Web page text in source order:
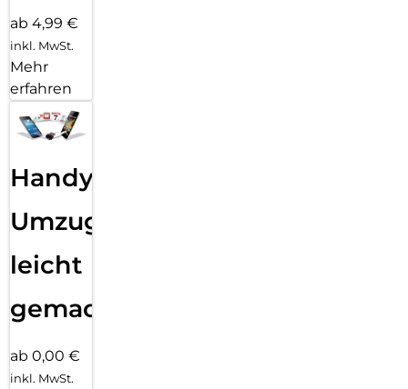
ab 4,99 €
inkl. MwSt.
Mehr
erfahren
Handy
Umzug
leicht
gemacht!
ab 0,00 €
inkl. MwSt.